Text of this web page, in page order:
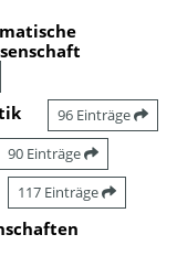
96 Einträge
90 Einträge
117 Einträge